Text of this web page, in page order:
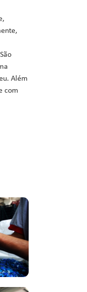
Além
com